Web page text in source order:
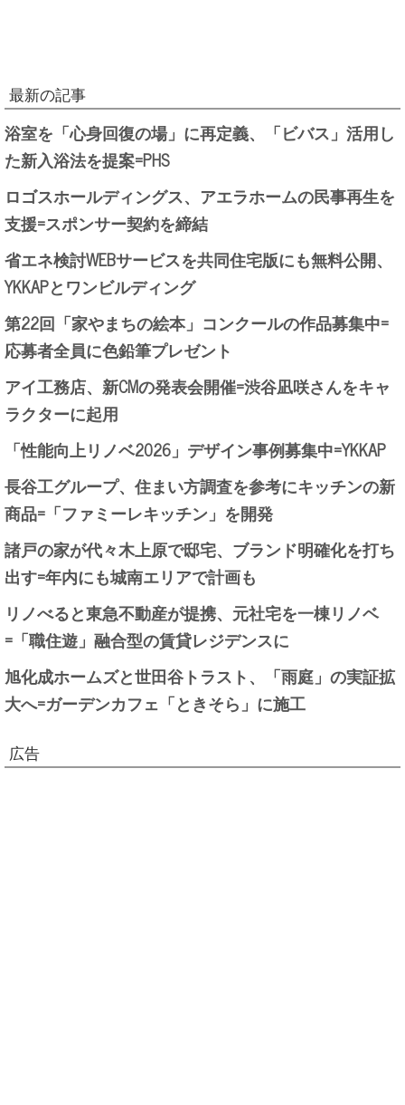
最新の記事
浴室を「心身回復の場」に再定義、「ビバス」活用し
た新入浴法を提案=PHS
ロゴスホールディングス、アエラホームの民事再生を
支援=スポンサー契約を締結
省エネ検討WEBサービスを共同住宅版にも無料公開、
YKKAPとワンビルディング
第22回「家やまちの絵本」コンクールの作品募集中=
応募者全員に色鉛筆プレゼント
アイ工務店、新CMの発表会開催=渋谷凪咲さんをキャ
ラクターに起用
「性能向上リノベ2026」デザイン事例募集中=YKKAP
長谷工グループ、住まい方調査を参考にキッチンの新
商品=「ファミーレキッチン」を開発
諸戸の家が代々木上原で邸宅、ブランド明確化を打ち
出す=年内にも城南エリアで計画も
リノべると東急不動産が提携、元社宅を一棟リノベ
=「職住遊」融合型の賃貸レジデンスに
旭化成ホームズと世田谷トラスト、「雨庭」の実証拡
大へ=ガーデンカフェ「ときそら」に施工
広告